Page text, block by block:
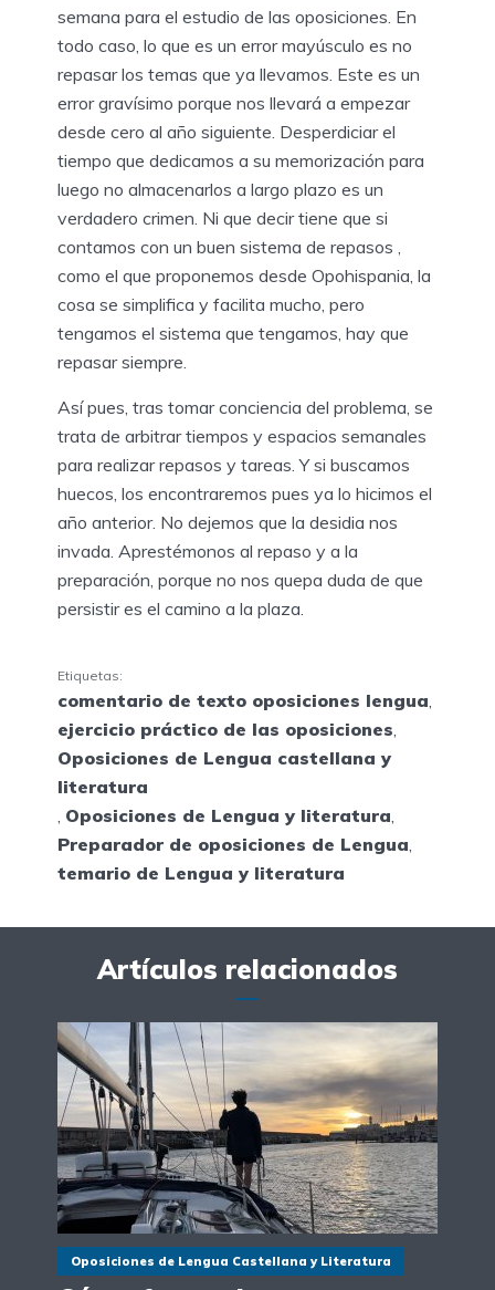
semana para el estudio de las oposiciones. En
todo caso, lo que es un error mayúsculo es no
repasar los temas que ya llevamos. Este es un
error gravísimo porque nos llevará a empezar
desde cero al año siguiente. Desperdiciar el
tiempo que dedicamos a su memorización para
luego no almacenarlos a largo plazo es un
verdadero crimen. Ni que decir tiene que si
contamos con un buen sistema de repasos ,
como el que proponemos desde Opohispania, la
cosa se simplifica y facilita mucho, pero
tengamos el sistema que tengamos, hay que
repasar siempre.
Así pues, tras tomar conciencia del problema, se
trata de arbitrar tiempos y espacios semanales
para realizar repasos y tareas. Y si buscamos
huecos, los encontraremos pues ya lo hicimos el
año anterior. No dejemos que la desidia nos
invada. Aprestémonos al repaso y a la
preparación, porque no nos quepa duda de que
persistir es el camino a la plaza.
Etiquetas:
comentario de texto oposiciones lengua
ejercicio práctico de las oposiciones
Oposiciones de Lengua castellana y
literatura
Oposiciones de Lengua y literatura
Preparador de oposiciones de Lengua
temario de Lengua y literatura
Artículos relacionados
Oposiciones de Lengua Castellana y Literatura